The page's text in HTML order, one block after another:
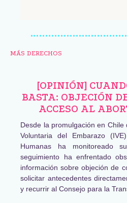
MÁS DERECHOS
[OPINIÓN]
BASTA: OBJECIÓN
ACCESO AL
Desde la promulgación en
Voluntaria del Embarazo
Humanas ha monitoreado
seguimiento ha enfrentado
información sobre objeción de
solicitar antecedentes
y recurrir al Consejo para la